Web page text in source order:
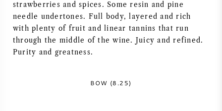
BOURGOGNE
TOSCANE
NAPA VALLEY
strawberries and spices. Some resin and pine
needle undertones. Full body, layered and rich
with plenty of fruit and linear tannins that run
through the middle of the wine. Juicy and refined.
Purity and greatness.
BOW (8.25)